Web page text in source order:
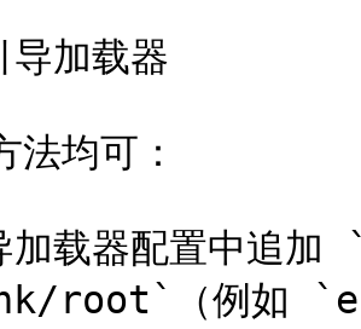
加载器
法均可：
加载器配置中追
root`（例如